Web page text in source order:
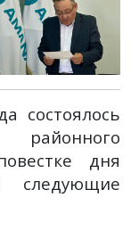
дня
следующие